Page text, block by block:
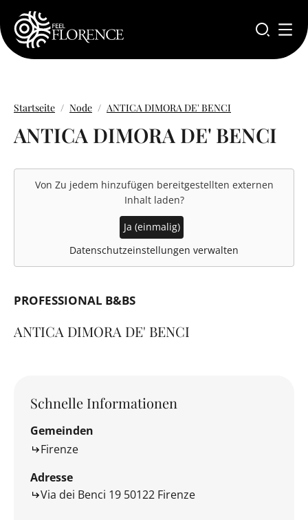
Direkt zum Inhalt
Startseite Node ANTICA DIMORA DE' BENCI
ANTICA DIMORA DE' BENCI
Von Zu jedem hinzufügen bereitgestellten externen
Inhalt laden?
Ja (einmalig)
Datenschutzeinstellungen verwalten
PROFESSIONAL B&BS
ANTICA DIMORA DE' BENCI
Schnelle Informationen
Gemeinden
Firenze
Adresse
Via dei Benci 19 50122 Firenze